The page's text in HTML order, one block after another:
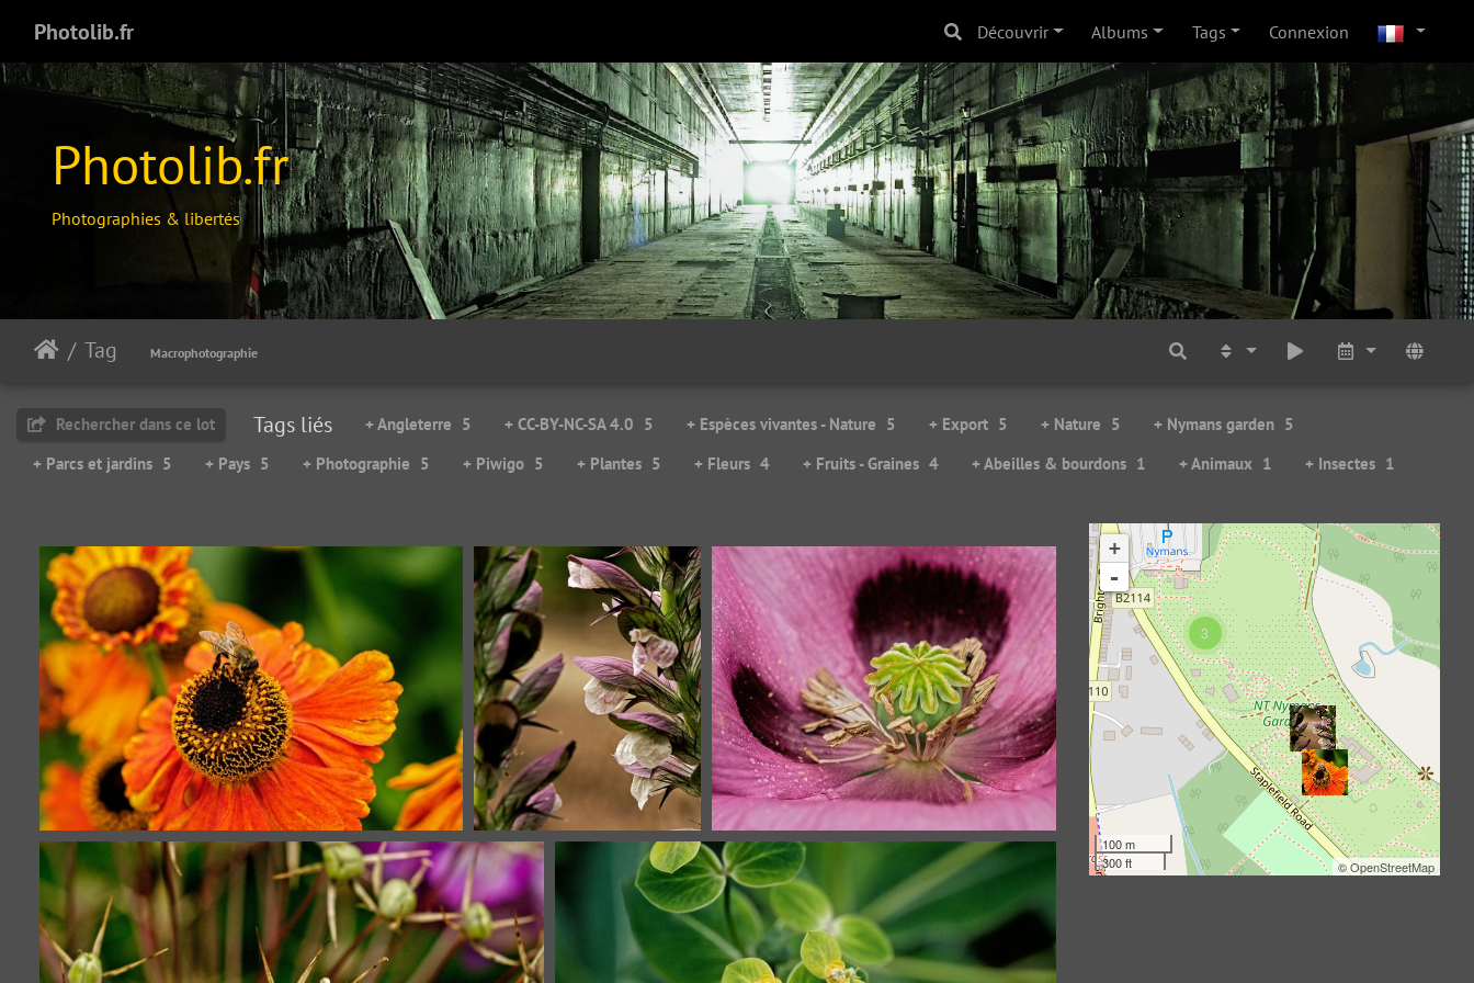
Photolib.fr Découvrir Albums Tags Connexion
Photolib.fr
Photographies & libertés
Tag Macrophotographie
Rechercher dans ce lot Tags liés + Angleterre 5 + CC-BY-NC-SA 4.0 5 + Espèces vivantes - Nature 5 + Export 5 + Nature 5 + Nymans garden 5
+ Parcs et jardins 5 + Pays 5 + Photographie 5 + Piwigo 5 + Plantes 5 + Fleurs 4 + Fruits - Graines 4 + Abeilles & bourdons 1 + Animaux 1 + Insectes 1
3
+
-
100 m
300 ft
©OpenStreetMap
Honey delight
Star seeds
32874 visites
Twin flowers
24846 visites